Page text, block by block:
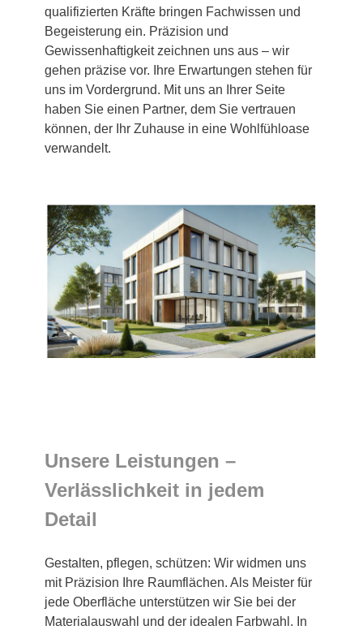
qualifizierten Kräfte bringen Fachwissen und
Begeisterung ein. Präzision und
Gewissenhaftigkeit zeichnen uns aus – wir
gehen präzise vor. Ihre Erwartungen stehen für
uns im Vordergrund. Mit uns an Ihrer Seite
haben Sie einen Partner, dem Sie vertrauen
können, der Ihr Zuhause in eine Wohlfühloase
verwandelt.
Unsere Leistungen –
Verlässlichkeit in jedem
Detail
Gestalten, pflegen, schützen: Wir widmen uns
mit Präzision Ihre Raumflächen. Als Meister für
jede Oberfläche unterstützen wir Sie bei der
Materialauswahl und der idealen Farbwahl. In